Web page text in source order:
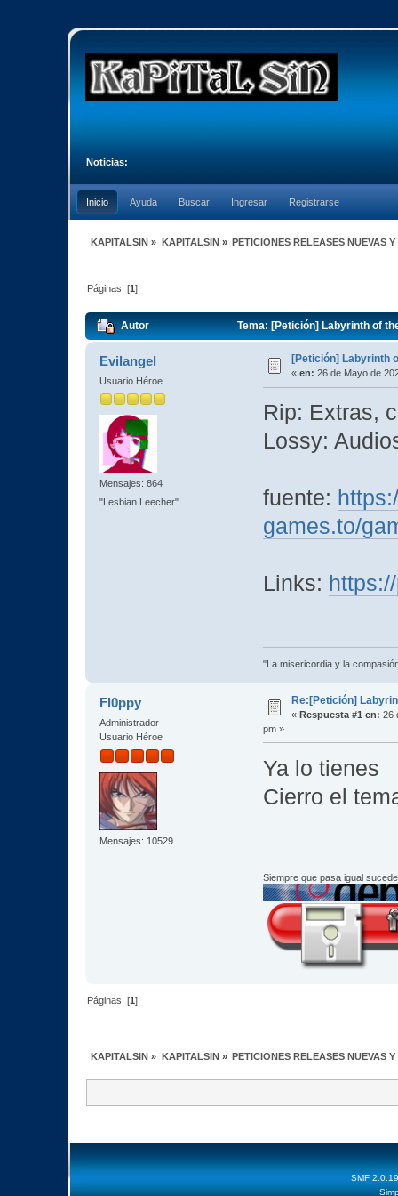
Noticias:
Inicio Ayuda Buscar Ingresar Registrarse
KAPITALSIN » KAPITALSIN» PETICIONES RELEASES NUEVAS
Páginas: [1]
Autor Tema: [Petición] Labyrinth of
Evilangel
Usuario Héroe
Mensajes: 864
"Lesbian Leecher"
[Petición] Labyrinth
« en: 26 de Mayo de
Rip: Extras,
Lossy:
fuente:
games.to/
Links:
"La misericordia y la
Fl0ppy
Administrador
Usuario Héroe
Mensajes: 10529
Re:[Petición]
« Respuesta #1 en: 26
pm »
Ya lo tienes
Cierro el
Siempre que pasa igual
Páginas: [1]
KAPITALSIN » KAPITALSIN» PETICIONES RELEASES NUEVAS
SMF 2.0.19